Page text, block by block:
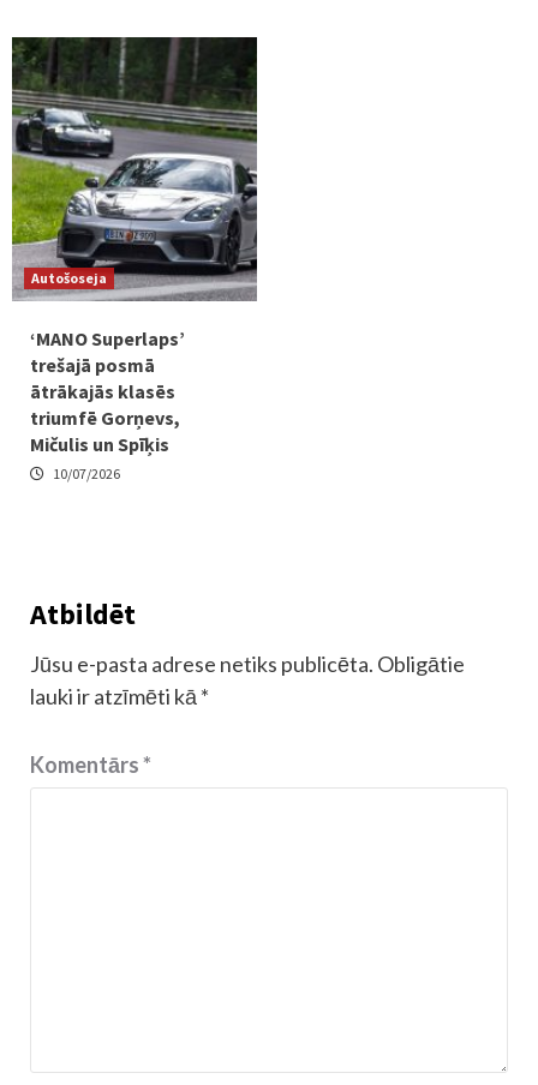
Autošoseja
‘MANO Superlaps’
trešajā posmā
ātrākajās klasēs
triumfē Gorņevs,
Mičulis un Spīķis
10/07/2026
Atbildēt
Jūsu e-pasta adrese netiks publicēta. Obligātie
lauki ir atzīmēti kā *
Komentārs*